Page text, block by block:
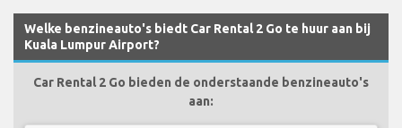
Welke benzineauto's biedt Car Rental 2 Go te huur aan bij
Kuala Lumpur Airport?
Car Rental 2 Go bieden de onderstaande benzineauto's
aan: